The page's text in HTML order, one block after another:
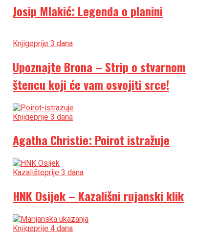
Josip Mlakić: Legenda o planini
Knjigeprije 3 dana
Upoznajte Brona – Strip o stvarnom
štencu koji će vam osvojiti srce!
Knjigeprije 3 dana
Agatha Christie: Poirot istražuje
Kazališteprije 3 dana
HNK Osijek – Kazališni rujanski klik
Knjigeprije 4 dana